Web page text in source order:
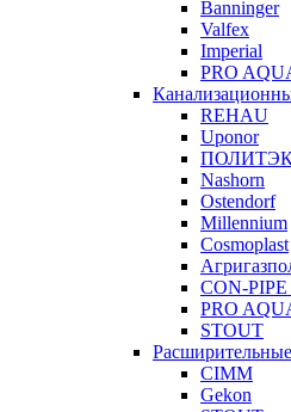
Banninger
Valfex
Imperial
PRO
REHAU
Uponor
Nashorn
Ostendorf
Millennium
Cosmoplast
CON-
PRO
STOUT
CIMM
Gekon